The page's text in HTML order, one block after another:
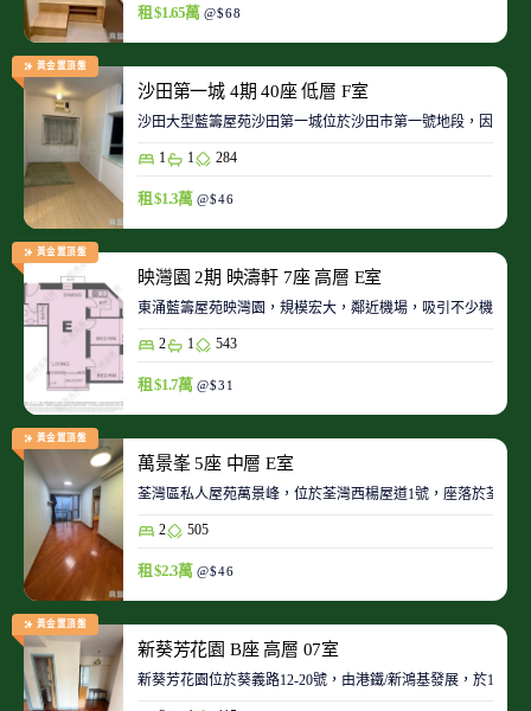
租 $1.65萬 @$68
黃金置頂盤
沙田第一城 4期 40座 低層 F室
沙田大型藍籌屋苑沙田第一城位於沙田市第一號地段，因此
1 1 284
租 $1.3萬 @$46
黃金置頂盤
映灣園 2期 映濤軒 7座 高層 E室
東涌藍籌屋苑映灣園，規模宏大，鄰近機場，吸引不少機師
2 1 543
租 $1.7萬 @$31
黃金置頂盤
萬景峯 5座 中層 E室
荃灣區私人屋苑萬景峰，位於荃灣西楊屋道1號，座落於荃灣
2 505
租 $2.3萬 @$46
黃金置頂盤
新葵芳花園 B座 高層 07室
新葵芳花園位於葵義路12-20號，由港鐵/新鴻基發展，於